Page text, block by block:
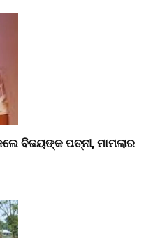
ବିଜୟଙ୍କ ପତ୍ନୀ, ମାମଲାର